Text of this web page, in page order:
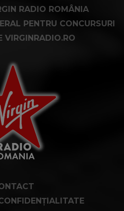
RADIO ROMÂNIA
PENTRU CONCURSURI
VIRGINRADIO.RO